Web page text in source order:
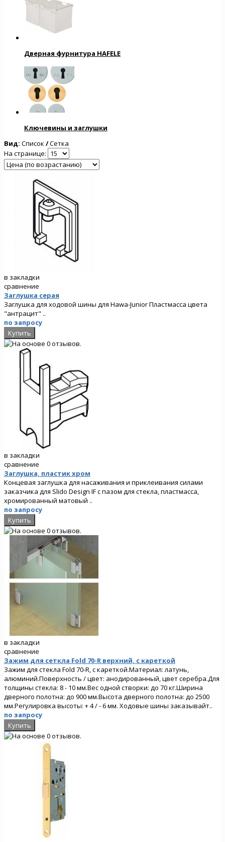
Дверная фурнитура HAFELE
Ключевины и заглушки
Вид: Список /Сетка
На странице:
в закладки
сравнение
Заглушка серая
Заглушка для ходовой шины для Hawa-Junior Пластмасса цвета
"антрацит" ..
по запросу
в закладки
сравнение
Заглушка, пластик хром
Концевая заглушка для насаживания и приклеивания силами
заказчика для Slido Design IF с пазом для стекла, пластмасса,
хромированный матовый ..
по запросу
в закладки
сравнение
Зажим для сеткла Fold 70-R верхний, с кареткой
Зажим для стекла Fold 70-R, с кареткой.Материал: латунь,
алюминий.Поверхность / цвет: анодированный, цвет серебра.Для
толщины стекла: 8 - 10 мм.Вес одной створки: до 70 кг.Ширина
дверного полотна: до 900 мм.Высота дверного полотна: до 2500
мм.Регулировка высоты: + 4 / - 6 мм. Ходовые шины заказывайт..
по запросу